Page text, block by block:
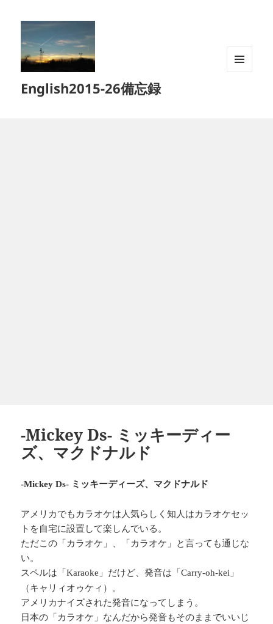
English2015-26備忘録
-Mickey Ds- ミッキーディー
ズ、マクドナルド
-Mickey Ds- ミッキーディーズ、マクドナルド
アメリカでもカラオケは人気らしく知人はカラオケセッ
トを自宅に設置して楽しんでいる。
ただこの「カラオケ」、「カラオケ」と言っても通じな
い。
スペルは「Karaoke 」だけど、発音は「Carry-oh-kei 」
（キャリィオゥケィ）。
アメリカナイズされた発音になってしまう。
日本の「カラオケ」なんだから発音もそのままでいいじ